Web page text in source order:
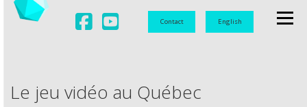
Menu
DOCUMENTATION
OBSERVATION
Contact English
Le jeu vidéo au Québec